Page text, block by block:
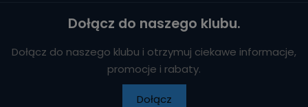
Dołącz do naszego klubu.
Dołącz do naszego klubu i otrzymuj ciekawe informacje,
promocje i rabaty.
Dołącz